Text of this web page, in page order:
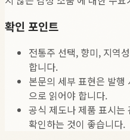
확인 포인트
전통주 선택, 향미, 지역
합니다.
본문의 세부 표현은 발행
으로 읽어야 합니다.
공식 제도나 제품 표시는
확인하는 것이 좋습니다.